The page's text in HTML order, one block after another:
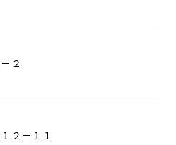
２
２－１１